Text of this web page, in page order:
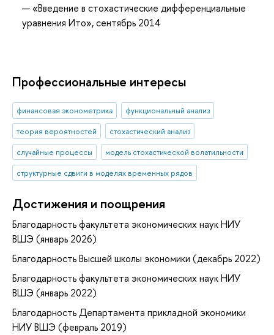
«Введение в стохастические дифференциальные
уравнения Ито», сентябрь 2014
Профессиональные интересы
финансовая эконометрика
функциональный анализ
теория вероятностей
стохастический анализ
случайные процессы
модель стохастической волатильности
структурные сдвиги в моделях временных рядов
Достижения и поощрения
Благодарность факультета экономических наук НИУ
ВШЭ (январь 2026)
Благодарность Высшей школы экономики (декабрь 2022)
Благодарность факультета экономических наук НИУ
ВШЭ (январь 2022)
Благодарность Департамента прикладной экономики
НИУ ВШЭ (февраль 2019)